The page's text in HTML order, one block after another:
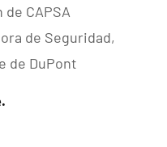
CAPSA
de Seguridad,
de DuPont